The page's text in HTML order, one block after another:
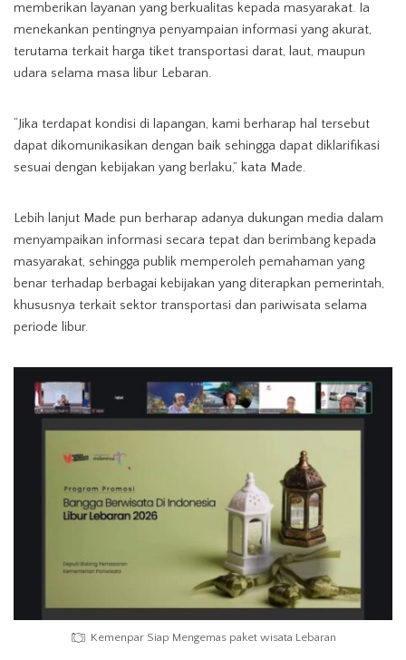
memberikan layanan yang berkualitas kepada masyarakat. Ia
menekankan pentingnya penyampaian informasi yang akurat,
terutama terkait harga tiket transportasi darat, laut, maupun
udara selama masa libur Lebaran.
“Jika terdapat kondisi di lapangan, kami berharap hal tersebut
dapat dikomunikasikan dengan baik sehingga dapat diklarifikasi
sesuai dengan kebijakan yang berlaku,” kata Made.
Lebih lanjut Made pun berharap adanya dukungan media dalam
menyampaikan informasi secara tepat dan berimbang kepada
masyarakat, sehingga publik memperoleh pemahaman yang
benar terhadap berbagai kebijakan yang diterapkan pemerintah,
khususnya terkait sektor transportasi dan pariwisata selama
periode libur.
Kemenpar Siap Mengemas paket wisata Lebaran